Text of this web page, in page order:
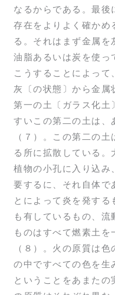
なるからである。最
存在をよりよく確かめ
る。それはまず金属
油脂あるいは炭を使っ
こうすることによっ
灰〔の状態〕から金属
第一の土〔ガラス化土
すいこの第二の土は、
（７）。この第二の
る所に拡散している。
植物の小孔に入り込み
要するに、それ自体
とによって炎を発する
も有しているもの、
ものはすべて燃素土
（８）。火の原質は
の中ですべての色を生
ということをあまたの